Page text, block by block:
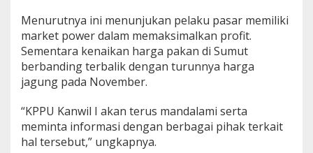
Menurutnya ini menunjukan pelaku pasar memiliki
market power dalam memaksimalkan profit.
Sementara kenaikan harga pakan di Sumut
berbanding terbalik dengan turunnya harga
jagung pada November.
“KPPU Kanwil I akan terus mandalami serta
meminta informasi dengan berbagai pihak terkait
hal tersebut,” ungkapnya.